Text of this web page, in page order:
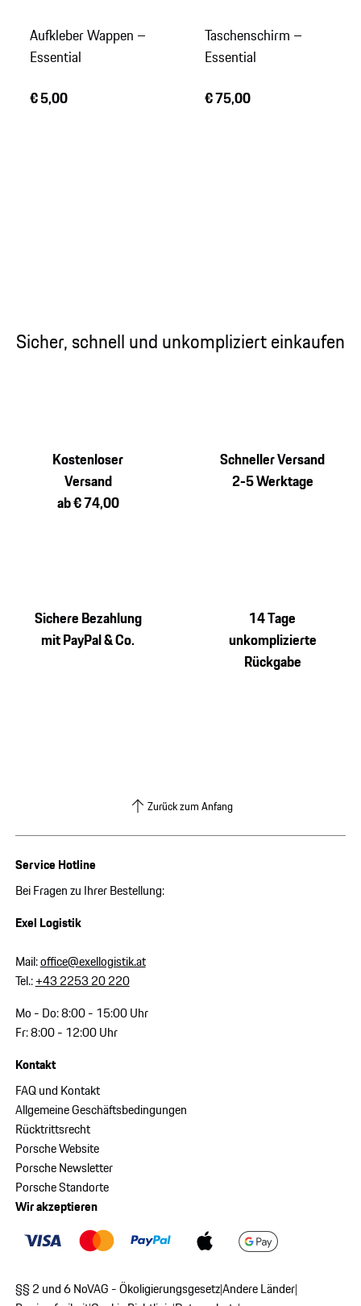
Aufkleber Wappen –
Essential
€ 5,00
Taschenschirm –
Essential
€ 75,00
Sicher, schnell und unkompliziert einkaufen
Kostenloser
Versand
ab € 74,00
Schneller Versand
2-5 Werktage
Sichere Bezahlung
mit PayPal & Co.
14 Tage
unkomplizierte
Rückgabe
Zurück zum Anfang
Service Hotline
Bei Fragen zu Ihrer Bestellung:
Exel Logistik
Mail:office@exellogistik.at
Tel.:+43 2253 20 220
Mo - Do: 8:00 - 15:00 Uhr
Fr: 8:00 - 12:00 Uhr
Kontakt
FAQ und Kontakt
Allgemeine Geschäftsbedingungen
Rücktrittsrecht
Porsche Website
Porsche Newsletter
Porsche Standorte
Wir akzeptieren
§§ 2 und 6 NoVAG - Ökoligierungsgesetz|Andere Länder|